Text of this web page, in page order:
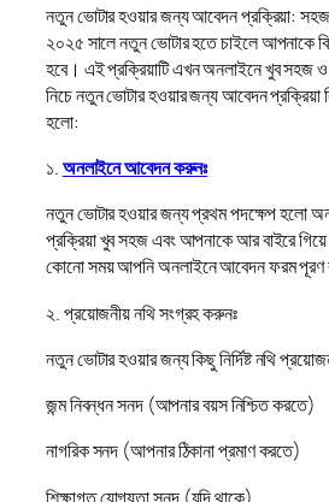
নতুন ভোটার হওয়ার জন্য আবেদন প্রক্রিয়া:
২০২৫ সালে নতুন ভোটার হতে চাইলে আপনাকে
হবে। এই প্রক্রিয়াটি এখন অনলাইনে খুব সহজ
নিচে নতুন ভোটার হওয়ার জন্য আবেদন প্রক্রিয়া
হলো:
১.অনলাইনে আবেদন করুনঃ
নতুন ভোটার হওয়ার জন্য প্রথম পদক্ষেপ হলো
প্রক্রিয়া খুব সহজ এবং আপনাকে আর বাইরে
কোনো সময় আপনি অনলাইনে আবেদন ফরম পূরণ
২. প্রয়োজনীয় নথি সংগ্রহ করুনঃ
নতুন ভোটার হওয়ার জন্য কিছু নির্দিষ্ট নথি
জন্ম নিবন্ধন সনদ (আপনার বয়স নিশ্চিত করতে)
নাগরিক সনদ (আপনার ঠিকানা প্রমাণ করতে)